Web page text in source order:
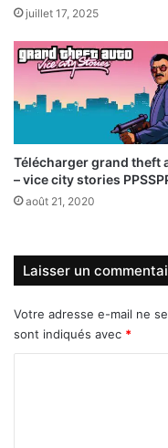
juillet 17, 2025
Télécharger grand theft
– vice city stories
août 21, 2020
Laisser un
Votre adresse e-mail ne
sont indiqués avec *